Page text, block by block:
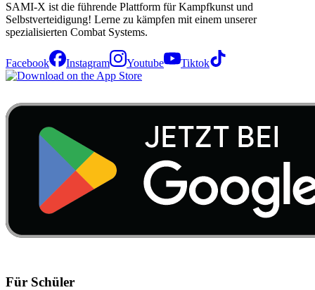
SAMI-X ist die führende Plattform für Kampfkunst und
Selbstverteidigung! Lerne zu kämpfen mit einem unserer
spezialisierten Combat Systems.
Facebook Instagram Youtube Tiktok
Für Schüler